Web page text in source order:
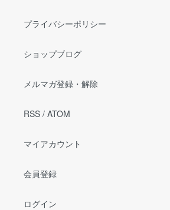
プライバシーポリシー
ショップブログ
メルマガ登録・解除
RSS / ATOM
マイアカウント
会員登録
ログイン